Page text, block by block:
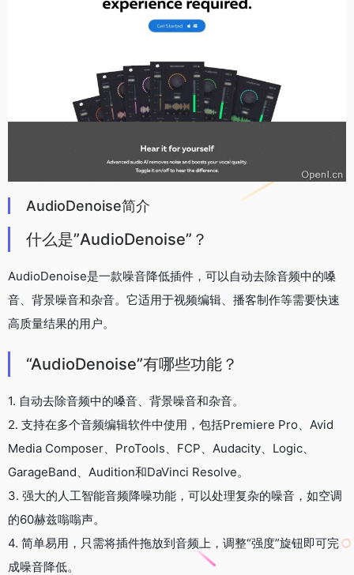
AudioDenoise简介
什么是”AudioDenoise”？
AudioDenoise是一款噪音降低插件，可以自动去除音频中的嗓
音、背景噪音和杂音。它适用于视频编辑、播客制作等需要快速
高质量结果的用户。
“AudioDenoise”有哪些功能？
1. 自动去除音频中的嗓音、背景噪音和杂音。
2. 支持在多个音频编辑软件中使用，包括Premiere Pro、Avid
Media Composer、ProTools、FCP、Audacity、Logic、
GarageBand、Audition和DaVinci Resolve。
3. 强大的人工智能音频降噪功能，可以处理复杂的噪音，如空调
的60赫兹嗡嗡声。
4. 简单易用，只需将插件拖放到音频上，调整“强度”旋钮即可完
成噪音降低。